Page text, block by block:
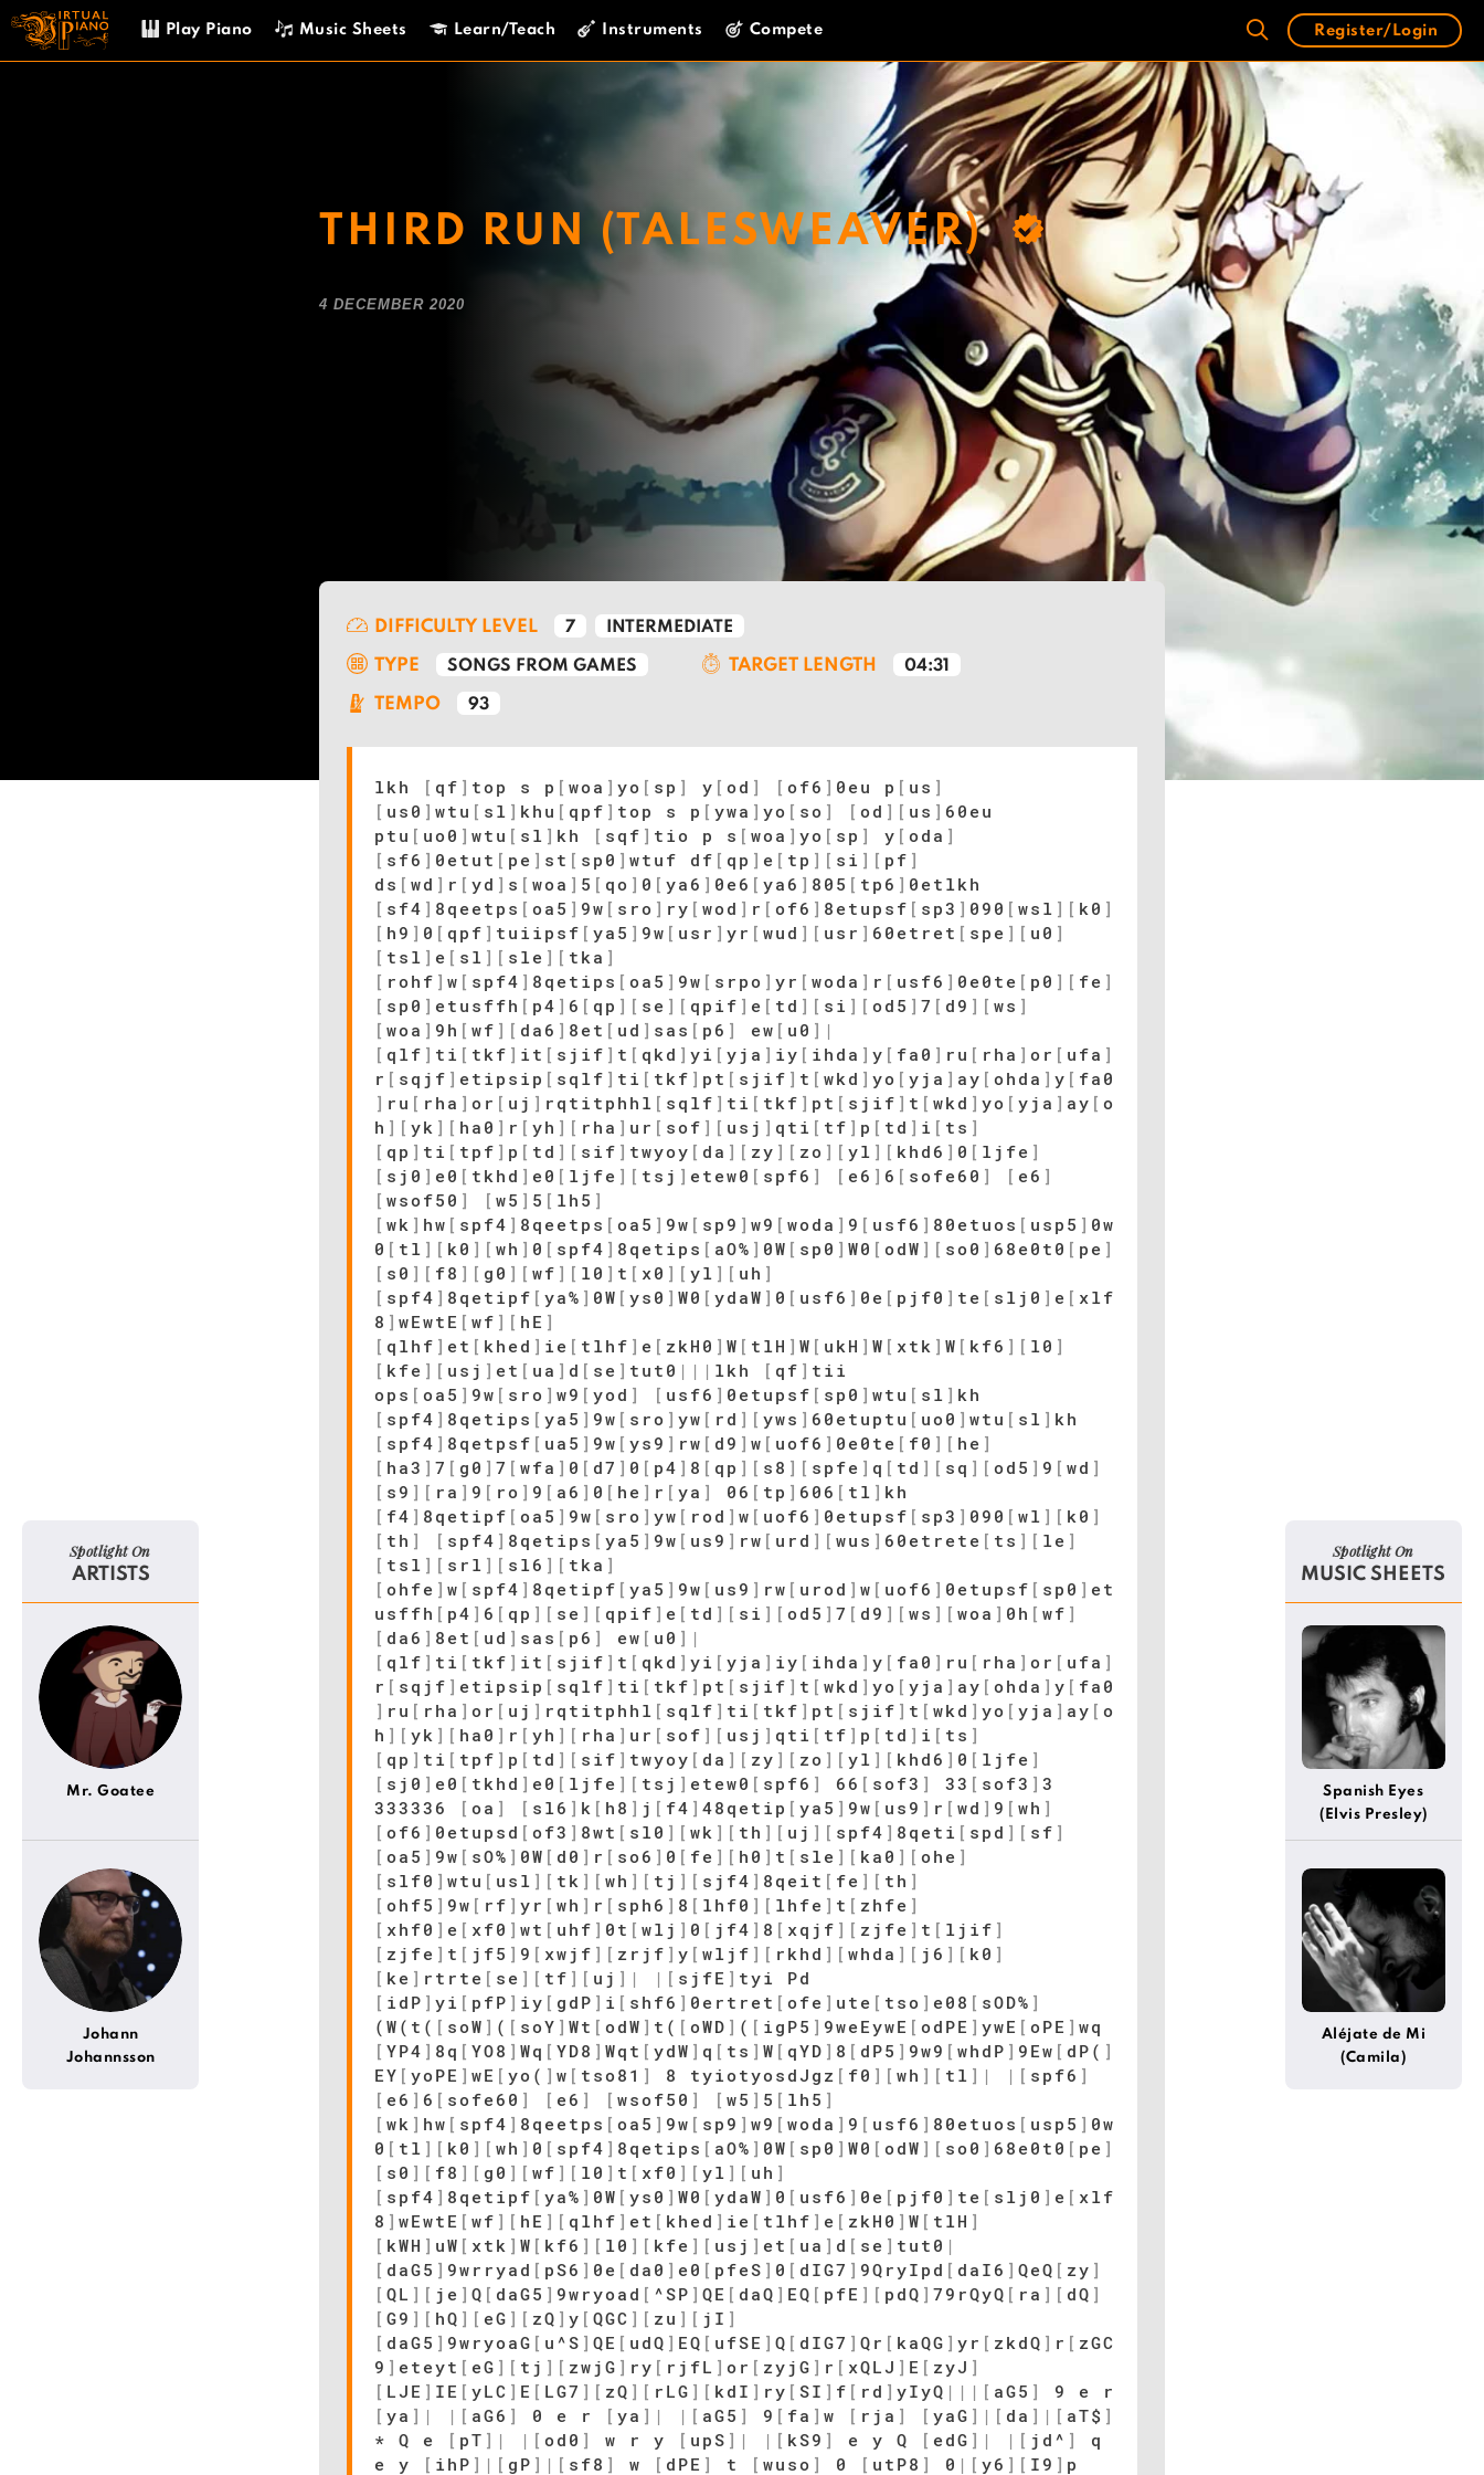
Skip
content
Play Piano Music Sheets Learn/Teach Instruments Compete Register/Login
THIRD RUN (TALESWEAVER)
4 DECEMBER 2020
DIFFICULTY LEVEL 7 INTERMEDIATE
TYPE SONGS FROM GAMES TARGET LENGTH 04:31
TEMPO 93
lkh [ qf ] top s p [ woa ] yo [ sp ] y [ od ] [ of6 ] 0eu p [ us ]
[ us0 ] wtu [ sl ] khu [ qpf ] top s p [ ywa ] yo [ so ] [ od ] [ us ] 60eu
ptu [ uo0 ] wtu [ sl ] kh [ sqf ] tio p s [ woa ] yo [ sp ] y [ oda ]
[ sf6 ] 0etut [ pe ] st [ sp0 ] wtuf df [ qp ] e [ tp ] [ si ] [ pf ]
ds [ wd ] r [ yd ] s [ woa ] 5 [ qo ] 0 [ ya6 ] 0e6 [ ya6 ] 805 [ tp6 ] 0etlkh
[ sf4 ] 8qeetps [ oa5 ] 9w [ sro ] ry [ wod ] r [ of6 ] 8etupsf [ sp3 ] 090 [ wsl ] [ k0 ]
[ h9 ] 0 [ qpf ] tuiipsf [ ya5 ] 9w [ usr ] yr [ wud ] [ usr ] 60etret [ spe ] [ u0 ]
[ tsl ] e [ sl ] [ sle ] [ tka ]
[ rohf ] w [ spf4 ] 8qetips [ oa5 ] 9w [ srpo ] yr [ woda ] r [ usf6 ] 0e0te [ p0 ] [ fe ]
[ sp0 ] etusffh [ p4 ] 6 [ qp ] [ se ] [ qpif ] e [ td ] [ si ] [ od5 ] 7 [ d9 ] [ ws ]
[ woa ] 9h [ wf ] [ da6 ] 8et [ ud ] sas [ p6 ] ew [ u0 ] |
[ qlf ] ti [ tkf ] it [ sjif ] t [ qkd ] yi [ yja ] iy [ ihda ] y [ fa0 ] ru [ rha ] or [ ufa ]
r [ sqjf ] etipsip [ sqlf ] ti [ tkf ] pt [ sjif ] t [ wkd ] yo [ yja ] ay [ ohda ] y [ fa0
] ru [ rha ] or [ uj ] rqtitphhl [ sqlf ] ti [ tkf ] pt [ sjif ] t [ wkd ] yo [ yja ] ay [ o
h ] [ yk ] [ ha0 ] r [ yh ] [ rha ] ur [ sof ] [ usj ] qti [ tf ] p [ td ] i [ ts ]
[ qp ] ti [ tpf ] p [ td ] [ sif ] twyoy [ da ] [ zy ] [ zo ] [ yl ] [ khd6 ] 0 [ ljfe ]
[ sj0 ] e0 [ tkhd ] e0 [ ljfe ] [ tsj ] etew0 [ spf6 ] [ e6 ] 6 [ sofe60 ] [ e6 ]
[ wsof50 ] [ w5 ] 5 [ lh5 ]
[ wk ] hw [ spf4 ] 8qeetps [ oa5 ] 9w [ sp9 ] w9 [ woda ] 9 [ usf6 ] 80etuos [ usp5 ] 0w
0 [ tl ] [ k0 ] [ wh ] 0 [ spf4 ] 8qetips [ aO% ] 0W [ sp0 ] W0 [ odW ] [ so0 ] 68e0t0 [ pe ]
[ s0 ] [ f8 ] [ g0 ] [ wf ] [ l0 ] t [ x0 ] [ yl ] [ uh ]
[ spf4 ] 8qetipf [ ya% ] 0W [ ys0 ] W0 [ ydaW ] 0 [ usf6 ] 0e [ pjf0 ] te [ slj0 ] e [ xlf
8 ] wEwtE [ wf ] [ hE ]
[ qlhf ] et [ khed ] ie [ tlhf ] e [ zkH0 ] W [ tlH ] W [ ukH ] W [ xtk ] W [ kf6 ] [ l0 ]
[ kfe ] [ usj ] et [ ua ] d [ se ] tut0 | | | lkh [ qf ] tii
ops [ oa5 ] 9w [ sro ] w9 [ yod ] [ usf6 ] 0etupsf [ sp0 ] wtu [ sl ] kh
[ spf4 ] 8qetips [ ya5 ] 9w [ sro ] yw [ rd ] [ yws ] 60etuptu [ uo0 ] wtu [ sl ] kh
[ spf4 ] 8qetpsf [ ua5 ] 9w [ ys9 ] rw [ d9 ] w [ uof6 ] 0e0te [ f0 ] [ he ]
[ ha3 ] 7 [ g0 ] 7 [ wfa ] 0 [ d7 ] 0 [ p4 ] 8 [ qp ] [ s8 ] [ spfe ] q [ td ] [ sq ] [ od5 ] 9 [ wd ]
[ s9 ] [ ra ] 9 [ ro ] 9 [ a6 ] 0 [ he ] r [ ya ] 06 [ tp ] 606 [ tl ] kh
[ f4 ] 8qetipf [ oa5 ] 9w [ sro ] yw [ rod ] w [ uof6 ] 0etupsf [ sp3 ] 090 [ wl ] [ k0 ]
[ th ] [ spf4 ] 8qetips [ ya5 ] 9w [ us9 ] rw [ urd ] [ wus ] 60etrete [ ts ] [ le ]
[ tsl ] [ srl ] [ sl6 ] [ tka ]
[ ohfe ] w [ spf4 ] 8qetipf [ ya5 ] 9w [ us9 ] rw [ urod ] w [ uof6 ] 0etupsf [ sp0 ] et
usffh [ p4 ] 6 [ qp ] [ se ] [ qpif ] e [ td ] [ si ] [ od5 ] 7 [ d9 ] [ ws ] [ woa ] 0h [ wf ]
[ da6 ] 8et [ ud ] sas [ p6 ] ew [ u0 ] |
[ qlf ] ti [ tkf ] it [ sjif ] t [ qkd ] yi [ yja ] iy [ ihda ] y [ fa0 ] ru [ rha ] or [ ufa ]
r [ sqjf ] etipsip [ sqlf ] ti [ tkf ] pt [ sjif ] t [ wkd ] yo [ yja ] ay [ ohda ] y [ fa0
] ru [ rha ] or [ uj ] rqtitphhl [ sqlf ] ti [ tkf ] pt [ sjif ] t [ wkd ] yo [ yja ] ay [ o
h ] [ yk ] [ ha0 ] r [ yh ] [ rha ] ur [ sof ] [ usj ] qti [ tf ] p [ td ] i [ ts ]
[ qp ] ti [ tpf ] p [ td ] [ sif ] twyoy [ da ] [ zy ] [ zo ] [ yl ] [ khd6 ] 0 [ ljfe ]
[ sj0 ] e0 [ tkhd ] e0 [ ljfe ] [ tsj ] etew0 [ spf6 ] 66 [ sof3 ] 33 [ sof3 ] 3
333336
[ oa ] [ sl6 ] k [ h8 ] j [ f4 ] 48qetip [ ya5 ] 9w [ us9 ] r [ wd ] 9 [ wh ]
[ of6 ] 0etupsd [ of3 ] 8wt [ sl0 ] [ wk ] [ th ] [ uj ] [ spf4 ] 8qeti [ spd ] [ sf ]
[ oa5 ] 9w [ sO% ] 0W [ d0 ] r [ so6 ] 0 [ fe ] [ h0 ] t [ sle ] [ ka0 ] [ ohe ]
[ slf0 ] wtu [ usl ] [ tk ] [ wh ] [ tj ] [ sjf4 ] 8qeit [ fe ] [ th ]
[ ohf5 ] 9w [ rf ] yr [ wh ] r [ sph6 ] 8 [ lhf0 ] [ lhfe ] t [ zhfe ]
[ xhf0 ] e [ xf0 ] wt [ uhf ] 0t [ wlj ] 0 [ jf4 ] 8 [ xqjf ] [ zjfe ] t [ ljif ]
[ zjfe ] t [ jf5 ] 9 [ xwjf ] [ zrjf ] y [ wljf ] [ rkhd ] [ whda ] [ j6 ] [ k0 ]
[ ke ] rtrte [ se ] [ tf ] [ uj ] | | [ sjfE ] tyi Pd
[ idP ] yi [ pfP ] iy [ gdP ] i [ shf6 ] 0ertret [ ofe ] ute [ tso ] e08 [ sOD% ]
(W(t( [ soW ] ( [ soY ] Wt [ odW ] t( [ oWD ] ( [ igP5 ] 9weEywE [ odPE ] ywE [ oPE ] wq
[ YP4 ] 8q [ YO8 ] Wq [ YD8 ] Wqt [ ydW ] q [ ts ] W [ qYD ] 8 [ dP5 ] 9w9 [ whdP ] 9Ew [ dP( ]
EY [ yoPE ] wE [ yo( ] w [ tso81 ] 8 tyiotyosdJgz [ f0 ] [ wh ] [ tl ] | | [ spf6 ]
[ e6 ] 6 [ sofe60 ] [ e6 ] [ wsof50 ] [ w5 ] 5 [ lh5 ]
[ wk ] hw [ spf4 ] 8qeetps [ oa5 ] 9w [ sp9 ] w9 [ woda ] 9 [ usf6 ] 80etuos [ usp5 ] 0w
0 [ tl ] [ k0 ] [ wh ] 0 [ spf4 ] 8qetips [ aO% ] 0W [ sp0 ] W0 [ odW ] [ so0 ] 68e0t0 [ pe ]
[ s0 ] [ f8 ] [ g0 ] [ wf ] [ l0 ] t [ xf0 ] [ yl ] [ uh ]
[ spf4 ] 8qetipf [ ya% ] 0W [ ys0 ] W0 [ ydaW ] 0 [ usf6 ] 0e [ pjf0 ] te [ slj0 ] e [ xlf
8 ] wEwtE [ wf ] [ hE ] [ qlhf ] et [ khed ] ie [ tlhf ] e [ zkH0 ] W [ tlH ]
[ kWH ] uW [ xtk ] W [ kf6 ] [ l0 ] [ kfe ] [ usj ] et [ ua ] d [ se ] tut0 |
[ daG5 ] 9wrryad [ pS6 ] 0e [ da0 ] e0 [ pfeS ] 0 [ dIG7 ] 9QryIpd [ daI6 ] QeQ [ zy ]
[ QL ] [ je ] Q [ daG5 ] 9wryoad [ ^SP ] QE [ daQ ] EQ [ pfE ] [ pdQ ] 79rQyQ [ ra ] [ dQ ]
[ G9 ] [ hQ ] [ eG ] [ zQ ] y [ QGC ] [ zu ] [ jI ]
[ daG5 ] 9wryoaG [ u^S ] QE [ udQ ] EQ [ ufSE ] Q [ dIG7 ] Qr [ kaQG ] yr [ zkdQ ] r [ zGC
9 ] eteyt [ eG ] [ tj ] [ zwjG ] ry [ rjfL ] or [ zyjG ] r [ xQLJ ] E [ zyJ ]
[ LJE ] IE [ yLC ] E [ LG7 ] [ zQ ] [ rLG ] [ kdI ] ry [ SI ] f [ rd ] yIyQ | | | [ aG5 ]
9 e r
[ ya ] | | [ aG6 ] 0 e r [ ya ] | | [ aG5 ] 9 [ fa ] w [ rja ] [ yaG ] | [ da ] | [ aT$ ]
* Q e
[ pT ] | | [ od0 ] w r y [ upS ] | | [ kS9 ] e y Q [ edG ] | | [ jd^ ]
q
e y
[ ihP ] | [ gP ] | [ sf8 ] w [ dPE ] t [ wuso ] 0 [ utP8 ] 0 | [ y6 ] [ I9 ] p
Spotlight On
ARTISTS
Mr. Goatee
Johann
Johannsson
Spotlight On
MUSIC SHEETS
Spanish Eyes
(Elvis Presley)
Aléjate de Mi
(Camila)